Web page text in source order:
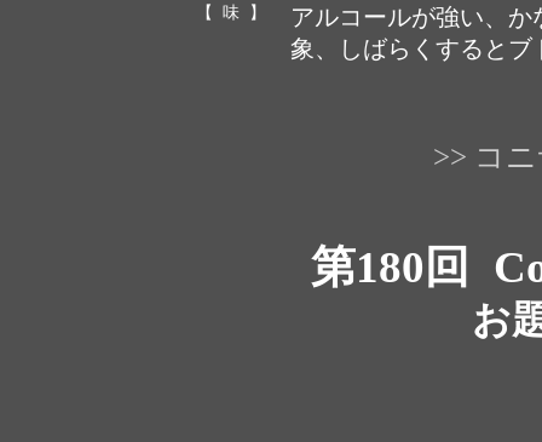
【 味 】
アルコールが強い、
象、しばらくすると
>> コ
第180回
お